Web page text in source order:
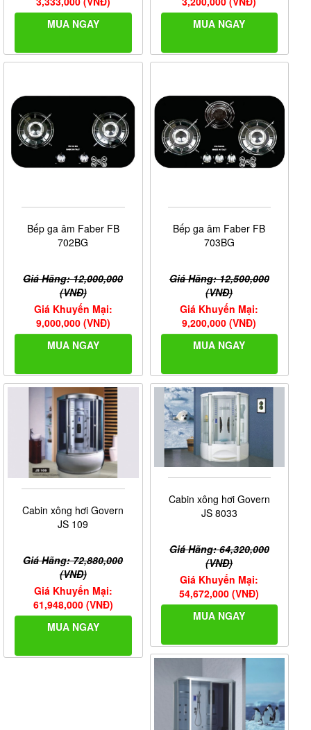
MUA NGAY
MUA NGAY
Bếp ga âm Faber FB
702BG
Giá Hãng: 12,000,000
(VNĐ)
Giá Khuyến Mại:
9,000,000 (VNĐ)
MUA NGAY
Bếp ga âm Faber FB
703BG
Giá Hãng: 12,500,000
(VNĐ)
Giá Khuyến Mại:
9,200,000 (VNĐ)
MUA NGAY
Cabin xông hơi Govern
JS 109
Giá Hãng: 72,880,000
(VNĐ)
Giá Khuyến Mại:
61,948,000 (VNĐ)
MUA NGAY
Cabin xông hơi Govern
JS 8033
Giá Hãng: 64,320,000
(VNĐ)
Giá Khuyến Mại:
54,672,000 (VNĐ)
MUA NGAY